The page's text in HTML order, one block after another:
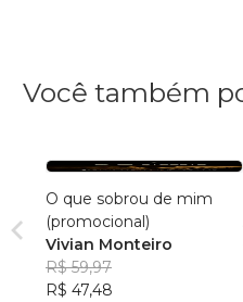
Você também
O que sobrou de mim
(promocional)
Vivian Monteiro
R$ 59,97
R$ 47,48